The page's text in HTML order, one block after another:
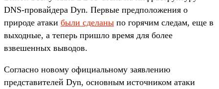
DNS-провайдера Dyn. Первые предположения о
природе атаки были сделаны по горячим следам, еще в
выходные, а теперь пришло время для более
взвешенных выводов.
Согласно новому официальному заявлению
представителей Dyn, основным источником атаки